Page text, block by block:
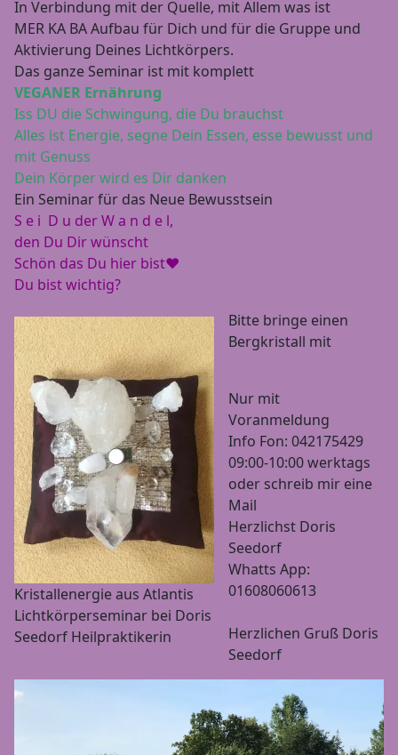
In Verbindung mit der Quelle, mit Allem was ist
MER KA BA Aufbau für Dich und für die Gruppe und
Aktivierung Deines Lichtkörpers.
Das ganze Seminar ist mit komplett
VEGANER Ernährung
Iss DU die Schwingung, die Du brauchst
Alles ist Energie, segne Dein Essen, esse bewusst und
mit Genuss
Dein Körper wird es Dir danken
Ein Seminar für das Neue Bewusstsein
S e i D u der W a n d e l,
den Du Dir wünscht
Schön das Du hier bist❤️
Du bist wichtig?
Kristallenergie aus Atlantis
Lichtkörperseminar bei Doris
Seedorf Heilpraktikerin
Bitte bringe einen
Bergkristall mit
Nur mit
Voranmeldung
Info Fon: 042175429
09:00-10:00 werktags
oder schreib mir eine
Mail
Herzlichst Doris
Seedorf
Whatts App:
01608060613
Herzlichen Gruß Doris
Seedorf